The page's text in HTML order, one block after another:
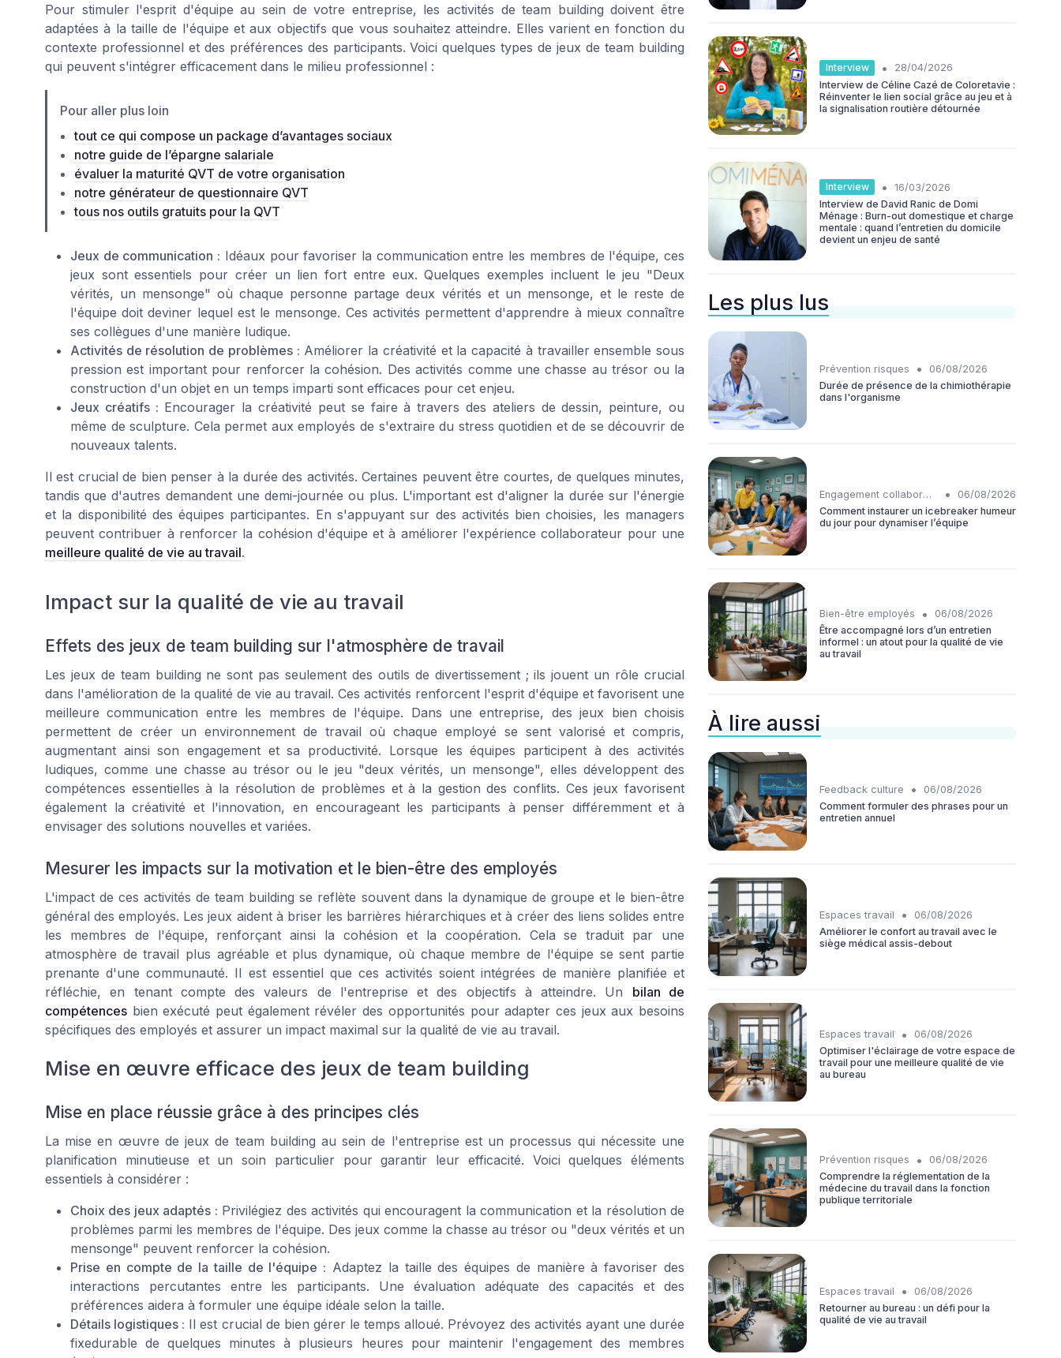
Pour stimuler l'esprit d'équipe au sein de votre entreprise, les activités de team building doivent être
adaptées à la taille de l'équipe et aux objectifs que vous souhaitez atteindre. Elles varient en fonction du
contexte professionnel et des préférences des participants. Voici quelques types de jeux de team building
qui peuvent s'intégrer efficacement dans le milieu professionnel :
Pour aller plus loin
tout ce qui compose un package d’avantages sociaux
notre guide de l’épargne salariale
évaluer la maturité QVT de votre organisation
notre générateur de questionnaire QVT
tous nos outils gratuits pour la QVT
Jeux de communication : Idéaux pour favoriser la communication entre les membres de l'équipe, ces
jeux sont essentiels pour créer un lien fort entre eux. Quelques exemples incluent le jeu "Deux
vérités, un mensonge" où chaque personne partage deux vérités et un mensonge, et le reste de
l'équipe doit deviner lequel est le mensonge. Ces activités permettent d'apprendre à mieux connaître
ses collègues d'une manière ludique.
Activités de résolution de problèmes : Améliorer la créativité et la capacité à travailler ensemble sous
pression est important pour renforcer la cohésion. Des activités comme une chasse au trésor ou la
construction d'un objet en un temps imparti sont efficaces pour cet enjeu.
Jeux créatifs : Encourager la créativité peut se faire à travers des ateliers de dessin, peinture, ou
même de sculpture. Cela permet aux employés de s'extraire du stress quotidien et de se découvrir de
nouveaux talents.
Il est crucial de bien penser à la durée des activités. Certaines peuvent être courtes, de quelques minutes,
tandis que d'autres demandent une demi-journée ou plus. L'important est d'aligner la durée sur l'énergie
et la disponibilité des équipes participantes. En s'appuyant sur des activités bien choisies, les managers
peuvent contribuer à renforcer la cohésion d'équipe et à améliorer l'expérience collaborateur pour une
meilleure qualité de vie au travail.
Impact sur la qualité de vie au travail
Effets des jeux de team building sur l'atmosphère de travail
Les jeux de team building ne sont pas seulement des outils de divertissement ; ils jouent un rôle crucial
dans l'amélioration de la qualité de vie au travail. Ces activités renforcent l'esprit d'équipe et favorisent une
meilleure communication entre les membres de l'équipe. Dans une entreprise, des jeux bien choisis
permettent de créer un environnement de travail où chaque employé se sent valorisé et compris,
augmentant ainsi son engagement et sa productivité. Lorsque les équipes participent à des activités
ludiques, comme une chasse au trésor ou le jeu "deux vérités, un mensonge", elles développent des
compétences essentielles à la résolution de problèmes et à la gestion des conflits. Ces jeux favorisent
également la créativité et l'innovation, en encourageant les participants à penser différemment et à
envisager des solutions nouvelles et variées.
Mesurer les impacts sur la motivation et le bien-être des employés
L'impact de ces activités de team building se reflète souvent dans la dynamique de groupe et le bien-être
général des employés. Les jeux aident à briser les barrières hiérarchiques et à créer des liens solides entre
les membres de l'équipe, renforçant ainsi la cohésion et la coopération. Cela se traduit par une
atmosphère de travail plus agréable et plus dynamique, où chaque membre de l'équipe se sent partie
prenante d'une communauté. Il est essentiel que ces activités soient intégrées de manière planifiée et
réfléchie, en tenant compte des valeurs de l'entreprise et des objectifs à atteindre. Un bilan de
compétences bien exécuté peut également révéler des opportunités pour adapter ces jeux aux besoins
spécifiques des employés et assurer un impact maximal sur la qualité de vie au travail.
Mise en œuvre efficace des jeux de team building
Mise en place réussie grâce à des principes clés
La mise en œuvre de jeux de team building au sein de l'entreprise est un processus qui nécessite une
planification minutieuse et un soin particulier pour garantir leur efficacité. Voici quelques éléments
essentiels à considérer :
Choix des jeux adaptés : Privilégiez des activités qui encouragent la communication et la résolution de
problèmes parmi les membres de l'équipe. Des jeux comme la chasse au trésor ou "deux vérités et un
mensonge" peuvent renforcer la cohésion.
Prise en compte de la taille de l'équipe : Adaptez la taille des équipes de manière à favoriser des
interactions percutantes entre les participants. Une évaluation adéquate des capacités et des
préférences aidera à formuler une équipe idéale selon la taille.
Détails logistiques : Il est crucial de bien gérer le temps alloué. Prévoyez des activités ayant une durée
fixedurable de quelques minutes à plusieurs heures pour maintenir l'engagement des membres
Interview •
28/04/2026
Interview de Céline Cazé de Coloretavie :
Réinventer le lien social grâce au jeu et à
la signalisation routière détournée
Interview •
16/03/2026
Interview de David Ranic de Domi
Ménage : Burn-out domestique et charge
mentale : quand l’entretien du domicile
devient un enjeu de santé
Les plus lus
Prévention risques •
06/08/2026
Durée de présence de la chimiothérapie
dans l'organisme
Engagement collaborateurs •
06/08/2026
Comment instaurer un icebreaker humeur
du jour pour dynamiser l’équipe
Bien-être employés •
06/08/2026
Être accompagné lors d’un entretien
informel : un atout pour la qualité de vie
au travail
À lire aussi
Feedback culture •
06/08/2026
Comment formuler des phrases pour un
entretien annuel
Espaces travail •
06/08/2026
Améliorer le confort au travail avec le
siège médical assis-debout
Espaces travail •
06/08/2026
Optimiser l'éclairage de votre espace de
travail pour une meilleure qualité de vie
au bureau
Prévention risques •
06/08/2026
Comprendre la réglementation de la
médecine du travail dans la fonction
publique territoriale
Espaces travail •
06/08/2026
Retourner au bureau : un défi pour la
qualité de vie au travail